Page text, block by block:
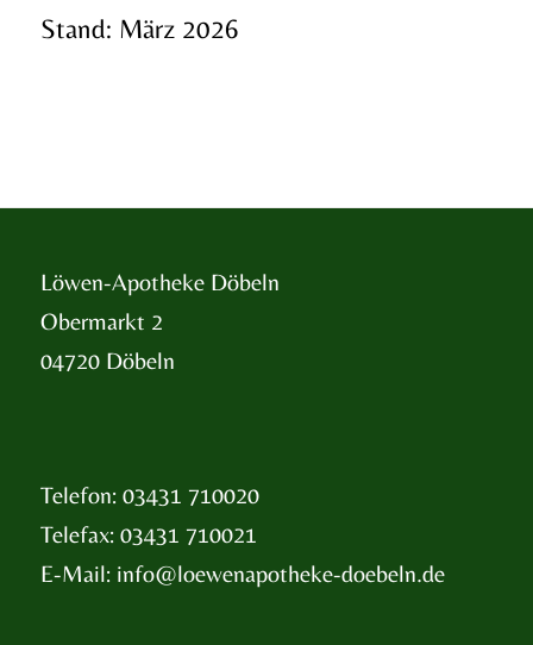
Stand: März 2026
Löwen-Apotheke Döbeln
Obermarkt 2
04720 Döbeln
Telefon: 03431 710020
Telefax: 03431 710021
E-Mail: info@loewenapotheke-doebeln.de